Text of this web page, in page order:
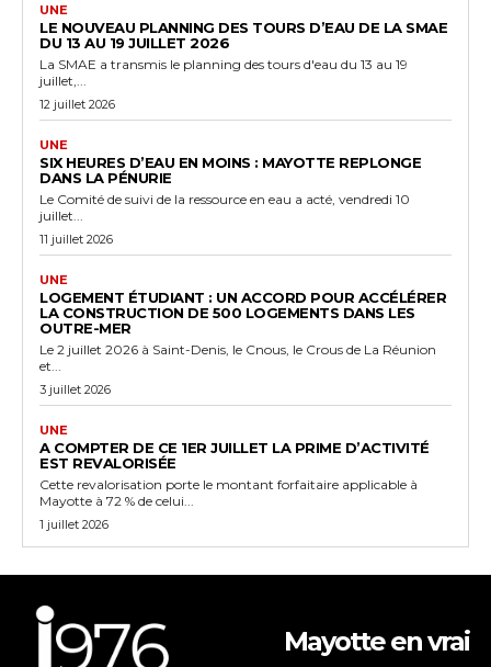
UNE
LE NOUVEAU PLANNING DES TOURS D’EAU DE LA SMAE
DU 13 AU 19 JUILLET 2026
La SMAE a transmis le planning des tours d'eau du 13 au 19
juillet,...
12 juillet 2026
UNE
SIX HEURES D’EAU EN MOINS : MAYOTTE REPLONGE
DANS LA PÉNURIE
Le Comité de suivi de la ressource en eau a acté, vendredi 10
juillet...
11 juillet 2026
UNE
LOGEMENT ÉTUDIANT : UN ACCORD POUR ACCÉLÉRER
LA CONSTRUCTION DE 500 LOGEMENTS DANS LES
OUTRE-MER
Le 2 juillet 2026 à Saint-Denis, le Cnous, le Crous de La Réunion
et...
3 juillet 2026
UNE
A COMPTER DE CE 1ER JUILLET LA PRIME D’ACTIVITÉ
EST REVALORISÉE
Cette revalorisation porte le montant forfaitaire applicable à
Mayotte à 72 % de celui...
1 juillet 2026
Mayotte en vrai